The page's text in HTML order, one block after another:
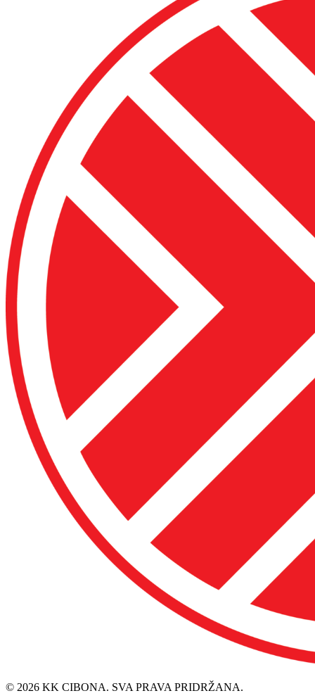
© 2026 KK CIBONA. SVA PRAVA PRIDRŽANA.